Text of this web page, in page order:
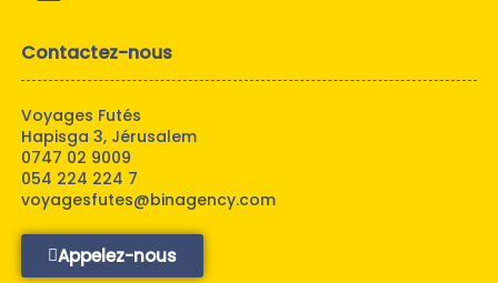
Contactez-nous
Voyages Futés
Hapisga 3, Jérusalem
0747 02 9009
054 224 224 7
voyagesfutes@binagency.com
Appelez-nous